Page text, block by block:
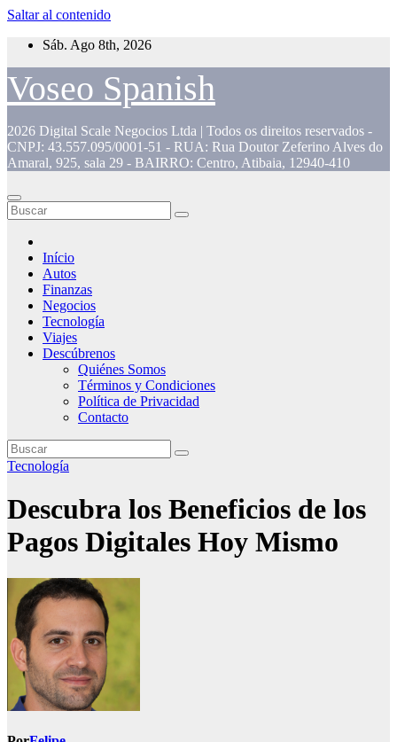
Saltar al contenido
Sáb. Ago 8th, 2026
Voseo Spanish
2026 Digital Scale Negocios Ltda | Todos os direitos reservados -
CNPJ: 43.557.095/0001-51 - RUA: Rua Doutor Zeferino Alves do
Amaral, 925, sala 29 - BAIRRO: Centro, Atibaia, 12940-410
Início
Autos
Finanzas
Negocios
Tecnología
Viajes
Descúbrenos
Quiénes Somos
Términos y Condiciones
Política de Privacidad
Contacto
Tecnología
Descubra los Beneficios de los
Pagos Digitales Hoy Mismo